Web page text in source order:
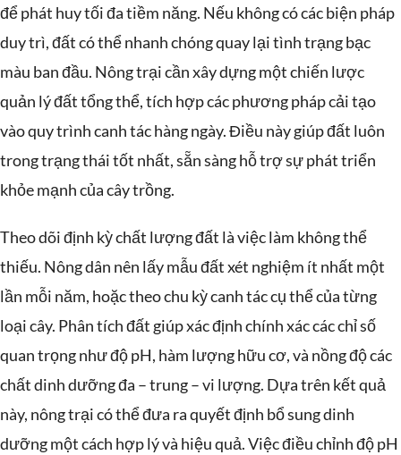
để phát huy tối đa tiềm năng. Nếu không có các biện pháp
duy trì, đất có thể nhanh chóng quay lại tình trạng bạc
màu ban đầu. Nông trại cần xây dựng một chiến lược
quản lý đất tổng thể, tích hợp các phương pháp cải tạo
vào quy trình canh tác hàng ngày. Điều này giúp đất luôn
trong trạng thái tốt nhất, sẵn sàng hỗ trợ sự phát triển
khỏe mạnh của cây trồng.
Theo dõi định kỳ chất lượng đất là việc làm không thể
thiếu. Nông dân nên lấy mẫu đất xét nghiệm ít nhất một
lần mỗi năm, hoặc theo chu kỳ canh tác cụ thể của từng
loại cây. Phân tích đất giúp xác định chính xác các chỉ số
quan trọng như độ pH, hàm lượng hữu cơ, và nồng độ các
chất dinh dưỡng đa – trung – vi lượng. Dựa trên kết quả
này, nông trại có thể đưa ra quyết định bổ sung dinh
dưỡng một cách hợp lý và hiệu quả. Việc điều chỉnh độ pH